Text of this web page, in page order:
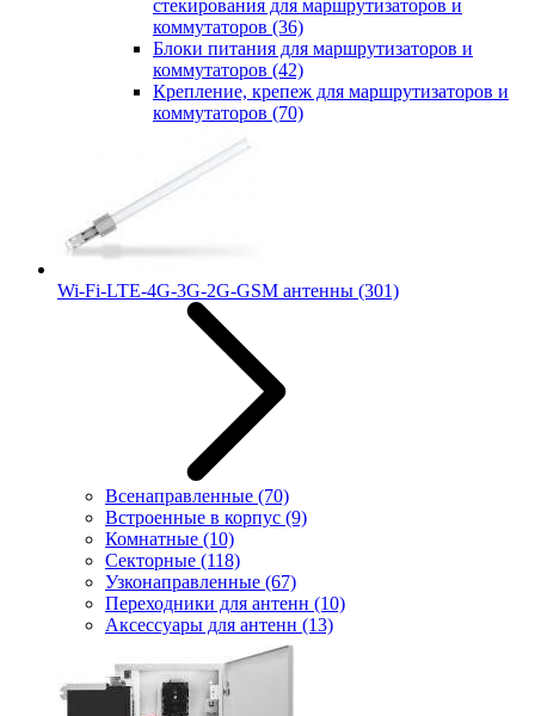
стекирования для маршрутизаторов и
коммутаторов (36)
Блоки питания для маршрутизаторов и
коммутаторов (42)
Крепление, крепеж для маршрутизаторов и
коммутаторов (70)
Wi-Fi-LTE-4G-3G-2G-GSM антенны (301)
Всенаправленные (70)
Встроенные в корпус (9)
Комнатные (10)
Секторные (118)
Узконаправленные (67)
Переходники для антенн (10)
Аксессуары для антенн (13)